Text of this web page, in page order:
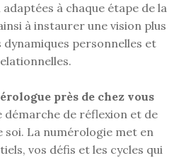
à chaque étape de la
à instaurer une vision plus
dynamiques personnelles et
près de chez vous
démarche de réflexion et de
soi. La numérologie met en
vos défis et les cycles qui